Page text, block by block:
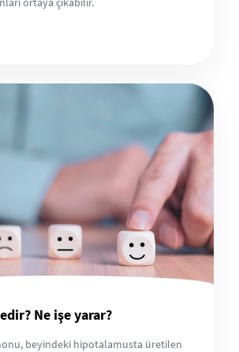
Ne işe yarar?
beyindeki hipotalamusta üretilen